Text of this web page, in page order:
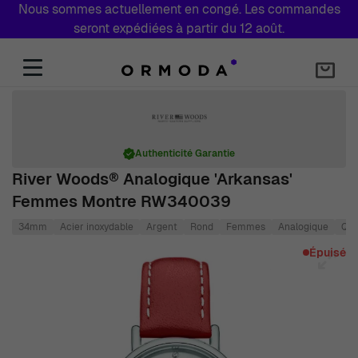
Nous sommes actuellement en congé. Les commandes
seront expédiées à partir du 12 août.
River Woods® Analogique 'Arkansas'
Femmes Montre RW340039
Authenticité Garantie
34mm Acier inoxydable Argent Rond Femmes Analogique
Épuisé